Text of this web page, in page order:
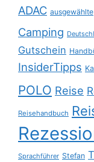
ADAC ausgewählte
Camping
Gutschein
InsiderTipps
POLO Reise
Reisehandbuch
Sprachführer Stefan